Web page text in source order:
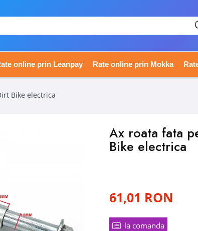
online prin Leanpay Rate online prin Mokka
Bike electrica
Ax roata fata
Bike electrica
61,01 RON
la comanda